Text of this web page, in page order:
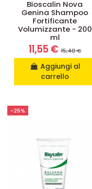
Bioscalin Nova
Genina Shampoo
Fortificante
Volumizzante - 200
ml
11,55 €15,40 €
Aggiungi al
carrello
-25%